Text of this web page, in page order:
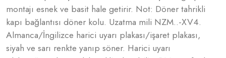
montajı esnek ve basit hale getirir. Not: Döner tahrikli
kapı bağlantısı döner kolu. Uzatma mili NZM..-XV4.
Almanca/İngilizce harici uyarı plakası/işaret plakası,
siyah ve sarı renkte yanıp söner. Harici uyarı